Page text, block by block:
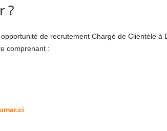
?
de recrutement Chargé de Clientèle à
comprenant :